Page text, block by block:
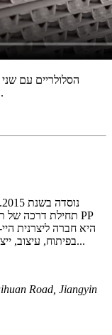
כמובן, אנו יכולים לייצר בהתאם לדרישות שלכם.
בפיתוח, עיצוב, ייצור ומכירה המתמקדת בארגזים ולוחות לוגיסטיים...
Road, Jiangyin